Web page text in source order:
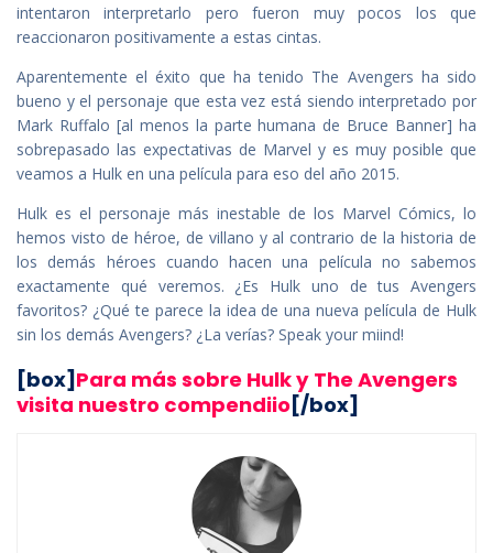
intentaron interpretarlo pero fueron muy pocos los que
reaccionaron positivamente a estas cintas.
Aparentemente el éxito que ha tenido The Avengers ha sido
bueno y el personaje que esta vez está siendo interpretado por
Mark Ruffalo [al menos la parte humana de Bruce Banner] ha
sobrepasado las expectativas de Marvel y es muy posible que
veamos a Hulk en una película para eso del año 2015.
Hulk es el personaje más inestable de los Marvel Cómics, lo
hemos visto de héroe, de villano y al contrario de la historia de
los demás héroes cuando hacen una película no sabemos
exactamente qué veremos. ¿Es Hulk uno de tus Avengers
favoritos? ¿Qué te parece la idea de una nueva película de Hulk
sin los demás Avengers? ¿La verías? Speak your miind!
[box] Para más sobre Hulk y The Avengers
visita nuestro compendiio [/box]